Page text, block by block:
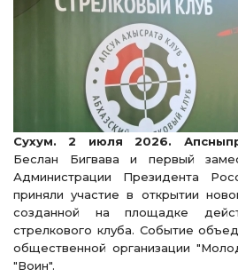
Сухум. 2 июля 2026.
Беслан Бигвава и первый
Администрации Президента
приняли участие в открытии
созданной на площадке
стрелкового клуба. Событие
общественной организации
"Воин".